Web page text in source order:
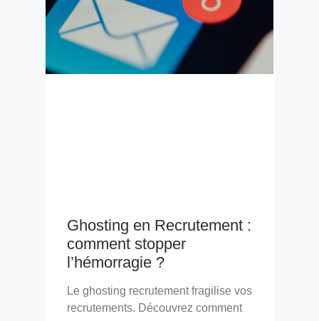
Ghosting en Recrutement :
comment stopper
l’hémorragie ?
Le ghosting recrutement fragilise vos
recrutements. Découvrez comment